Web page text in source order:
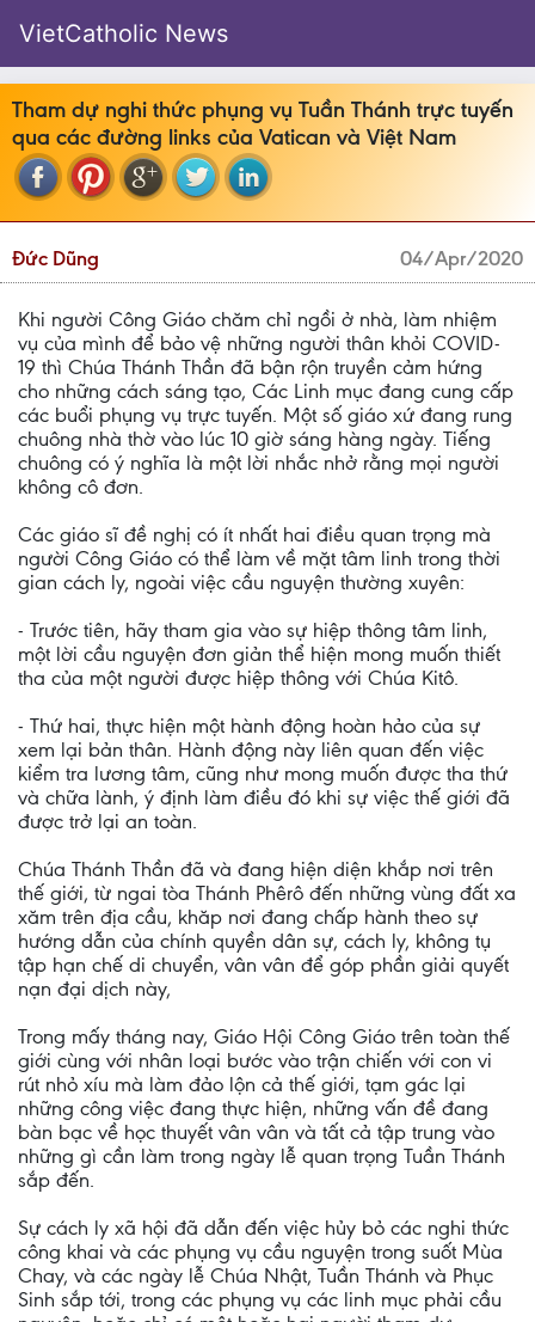
VietCatholic News
Tham dự nghi thức phụng vụ Tuần Thánh trực tuyến
qua các đường links của Vatican và Việt Nam
Đức Dũng 04/Apr/2020
Khi người Công Giáo chăm chỉ ngồi ở nhà, làm nhiệm
vụ của mình để bảo vệ những người thân khỏi COVID-
19 thì Chúa Thánh Thần đã bận rộn truyền cảm hứng
cho những cách sáng tạo, Các Linh mục đang cung cấp
các buổi phụng vụ trực tuyến. Một số giáo xứ đang rung
chuông nhà thờ vào lúc 10 giờ sáng hàng ngày. Tiếng
chuông có ý nghĩa là một lời nhắc nhở rằng mọi người
không cô đơn.
Các giáo sĩ đề nghị có ít nhất hai điều quan trọng mà
người Công Giáo có thể làm về mặt tâm linh trong thời
gian cách ly, ngoài việc cầu nguyện thường xuyên:
- Trước tiên, hãy tham gia vào sự hiệp thông tâm linh,
một lời cầu nguyện đơn giản thể hiện mong muốn thiết
tha của một người được hiệp thông với Chúa Kitô.
- Thứ hai, thực hiện một hành động hoàn hảo của sự
xem lại bản thân. Hành động này liên quan đến việc
kiểm tra lương tâm, cũng như mong muốn được tha thứ
và chữa lành, ý định làm điều đó khi sự việc thế giới đã
được trở lại an toàn.
Chúa Thánh Thần đã và đang hiện diện khắp nơi trên
thế giới, từ ngai tòa Thánh Phêrô đến những vùng đất xa
xăm trên địa cầu, khăp nơi đang chấp hành theo sự
hướng dẫn của chính quyền dân sự, cách ly, không tụ
tập hạn chế di chuyển, vân vân để góp phần giải quyết
nạn đại dịch này,
Trong mấy tháng nay, Giáo Hội Công Giáo trên toàn thế
giới cùng với nhân loại bước vào trận chiến với con vi
rút nhỏ xíu mà làm đảo lộn cả thế giới, tạm gác lại
những công việc đang thực hiện, những vấn đề đang
bàn bạc về học thuyết vân vân và tất cả tập trung vào
những gì cần làm trong ngày lễ quan trọng Tuần Thánh
sắp đến.
Sự cách ly xã hội đã dẫn đến việc hủy bỏ các nghi thức
công khai và các phụng vụ cầu nguyện trong suốt Mùa
Chay, và các ngày lễ Chúa Nhật, Tuần Thánh và Phục
Sinh sắp tới, trong các phụng vụ các linh mục phải cầu